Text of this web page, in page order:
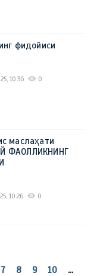
фидойиси
10:36 0
маслаҳати
ФАОЛЛИКНИНГ
10:26 0
7 8 9 10
...